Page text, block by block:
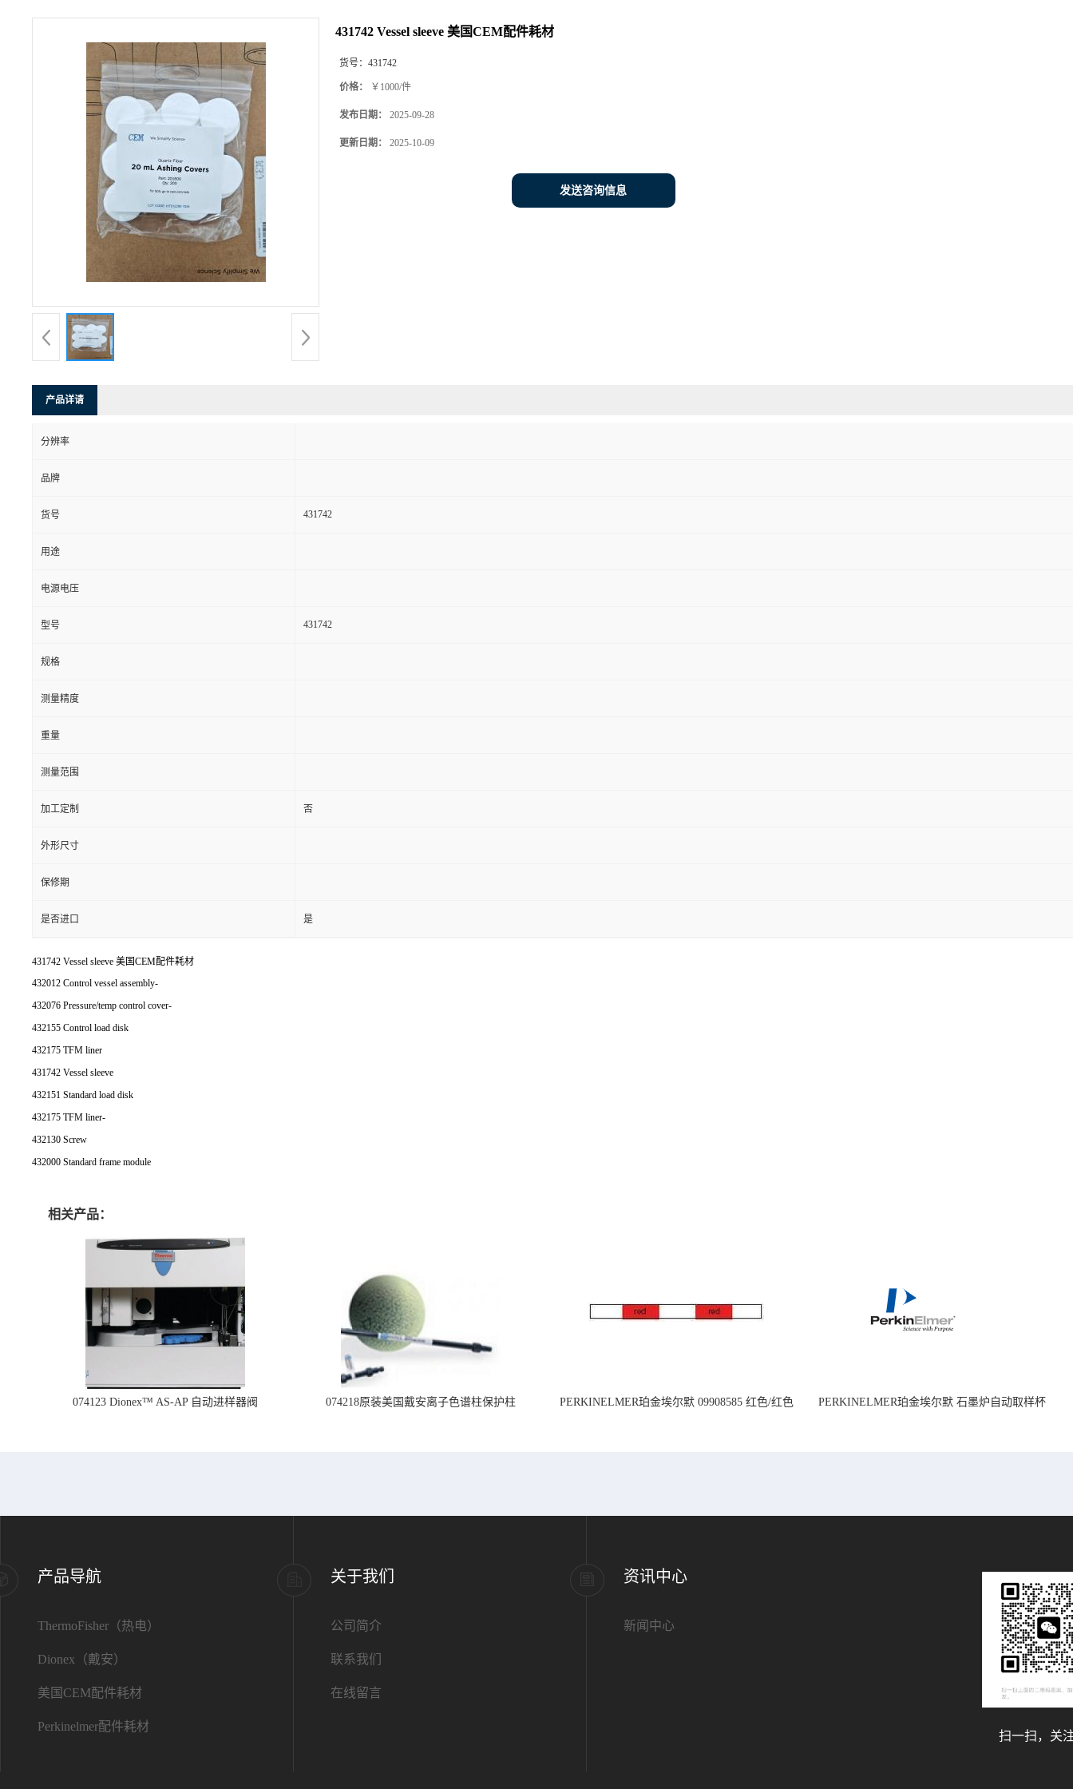
431742 Vessel sleeve 美国CEM配件耗材
货号： 431742
价格： ￥1000/件
发布日期： 2025-09-28
更新日期： 2025-10-09
发送咨询信息
产品详请
分辨率
品牌
货号 431742
用途
电源电压
型号 431742
规格
测量精度
重量
测量范围
加工定制 否
外形尺寸
保修期
是否进口 是
431742 Vessel sleeve 美国CEM配件耗材
432012 Control vessel assembly-
432076 Pressure/temp control cover-
432155 Control load disk
432175 TFM liner
431742 Vessel sleeve
432151 Standard load disk
432175 TFM liner-
432130 Screw
432000 Standard frame module
相关产品：
074123 Dionex™ AS-AP 自动进样器阀 074218原装美国戴安离子色谱柱保护柱
PERKINELMER珀金埃尔默 09908585 红色/红色
PERKINELMER珀金埃尔默 石墨炉自动取样杯
产品导航
ThermoFisher（热电）
Dionex（戴安）
美国CEM配件耗材
Perkinelmer配件耗材
关于我们
公司简介
联系我们
在线留言
资讯中心
新闻中心
扫一扫，关